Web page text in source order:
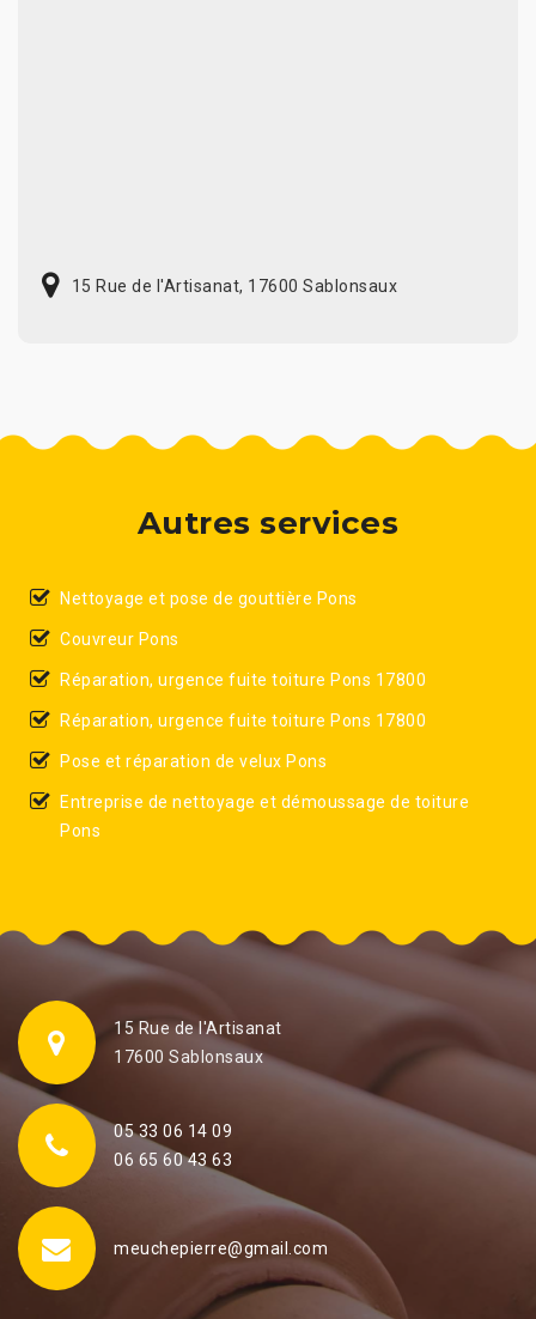
15 Rue de l'Artisanat, 17600 Sablonsaux
Autres services
Nettoyage et pose de gouttière Pons
Couvreur Pons
Réparation, urgence fuite toiture Pons 17800
Réparation, urgence fuite toiture Pons 17800
Pose et réparation de velux Pons
Entreprise de nettoyage et démoussage de toiture
Pons
15 Rue de l'Artisanat
17600 Sablonsaux
05 33 06 14 09
06 65 60 43 63
meuchepierre@gmail.com